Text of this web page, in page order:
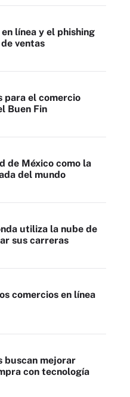
línea y el phishing
ventas
para el comercio
Buen Fin
de México como la
del mundo
utiliza la nube de
sus carreras
comercios en línea
buscan mejorar
con tecnología